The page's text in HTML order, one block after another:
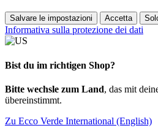
Salvare le impostazioni Accetta
Informativa sulla protezione dei dati
Bist du im richtigen Shop?
Bitte wechsle zum Land, das mit
übereinstimmt.
Zu Ecco Verde International (English)